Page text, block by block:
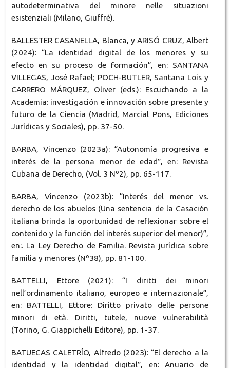
autodeterminativa del minore nelle situazioni
esistenziali (Milano, Giuffré).
BALLESTER CASANELLA, Blanca, y ARISÓ CRUZ, Albert
(2024): “La identidad digital de los menores y su
efecto en su proceso de formación”, en: SANTANA
VILLEGAS, José Rafael; POCH-BUTLER, Santana Lois y
CARRERO MÁRQUEZ, Oliver (eds.): Escuchando a la
Academia: investigación e innovación sobre presente y
futuro de la Ciencia (Madrid, Marcial Pons, Ediciones
Jurídicas y Sociales), pp. 37-50.
BARBA, Vincenzo (2023a): “Autonomía progresiva e
interés de la persona menor de edad”, en: Revista
Cubana de Derecho, (Vol. 3 Nº2), pp. 65-117.
BARBA, Vincenzo (2023b): “Interés del menor vs.
derecho de los abuelos (Una sentencia de la Casación
italiana brinda la oportunidad de reflexionar sobre el
contenido y la función del interés superior del menor)”,
en:. La Ley Derecho de Familia. Revista jurídica sobre
familia y menores (Nº38), pp. 81-100.
BATTELLI, Ettore (2021): “I diritti dei minori
nell’ordinamento italiano, europeo e internazionale”,
en: BATTELLI, Ettore: Diritto privato delle persone
minori di età. Diritti, tutele, nuove vulnerabilità
(Torino, G. Giappichelli Editore), pp. 1-37.
BATUECAS CALETRÍO, Alfredo (2023): “El derecho a la
identidad y la identidad digital”, en: Anuario de